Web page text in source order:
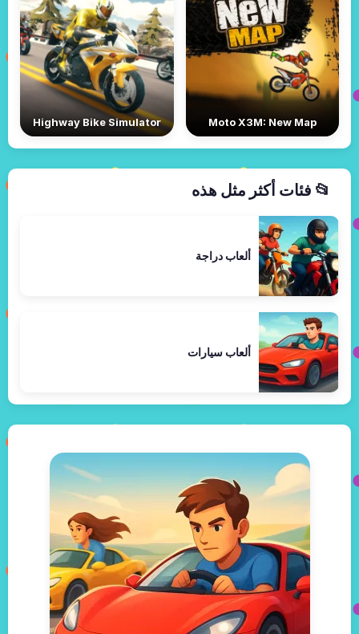
Moto X3M: New Map
Highway Bike Simulator
📂 فئات أكثر مثل هذه
ألعاب دراجة
ألعاب سيارات